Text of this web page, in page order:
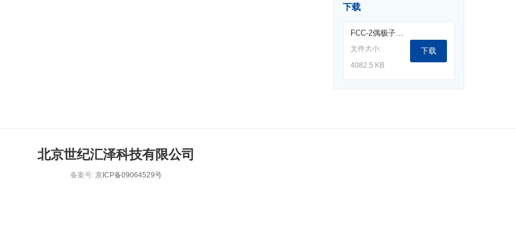
下载
FCC-2偶极子天线（65M-180M).pdf
文件大小:
4082.5 KB
下载
北京世纪汇泽科技有限公司
备案号: 京ICP备09064529号